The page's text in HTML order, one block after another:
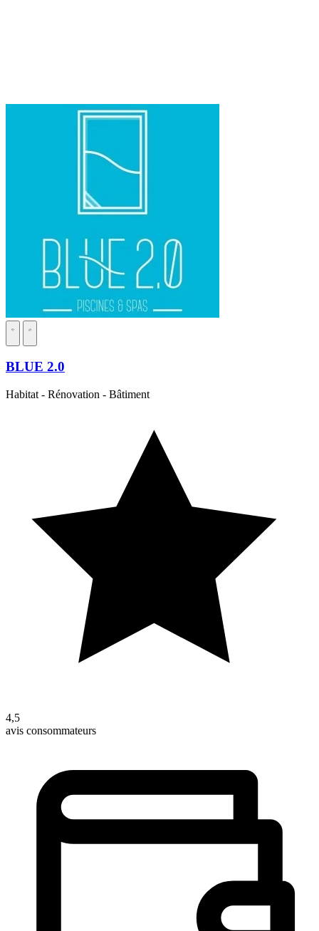
BLUE 2.0
Habitat - Rénovation - Bâtiment
4,5
avis consommateurs